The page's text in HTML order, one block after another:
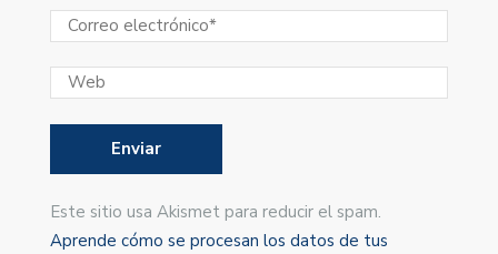
Este sitio usa Akismet para reducir el spam.
Aprende cómo se procesan los datos de tus